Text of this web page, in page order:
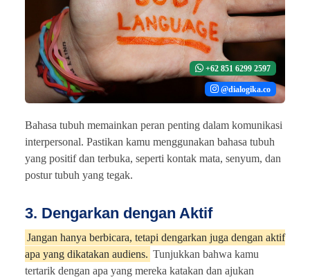
+62 851 6299 2597
@dialogika.co
Bahasa tubuh memainkan peran penting dalam komunikasi
interpersonal. Pastikan kamu menggunakan bahasa tubuh
yang positif dan terbuka, seperti kontak mata, senyum, dan
postur tubuh yang tegak.
3. Dengarkan dengan Aktif
Jangan hanya berbicara, tetapi dengarkan juga dengan aktif
apa yang dikatakan audiens. Tunjukkan bahwa kamu
tertarik dengan apa yang mereka katakan dan ajukan